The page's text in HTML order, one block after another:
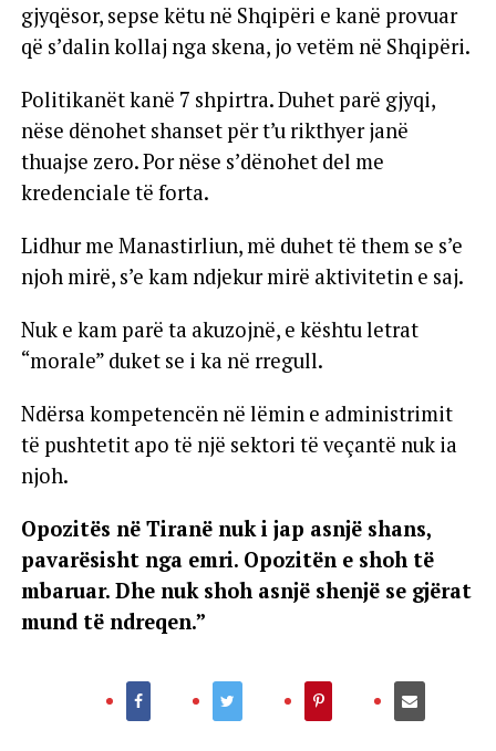
gjyqësor, sepse këtu në Shqipëri e kanë provuar
që s’dalin kollaj nga skena, jo vetëm në Shqipëri.
Politikanët kanë 7 shpirtra. Duhet parë gjyqi,
nëse dënohet shanset për t’u rikthyer janë
thuajse zero. Por nëse s’dënohet del me
kredenciale të forta.
Lidhur me Manastirliun, më duhet të them se s’e
njoh mirë, s’e kam ndjekur mirë aktivitetin e saj.
Nuk e kam parë ta akuzojnë, e kështu letrat
“morale” duket se i ka në rregull.
Ndërsa kompetencën në lëmin e administrimit
të pushtetit apo të një sektori të veçantë nuk ia
njoh.
Opozitës në Tiranë nuk i jap asnjë shans,
pavarësisht nga emri. Opozitën e shoh të
mbaruar. Dhe nuk shoh asnjë shenjë se gjërat
mund të ndreqen.”